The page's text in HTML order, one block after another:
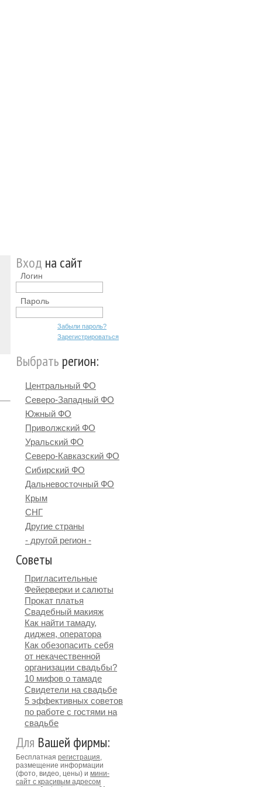
Вход на сайт
Логин
Пароль
Забыли пароль?
Зарегистрироваться
Выбрать регион:
Центральный ФО
Северо-Западный ФО
Южный ФО
Приволжский ФО
Уральский ФО
Северо-Кавказский ФО
Сибирский ФО
Дальневосточный ФО
Крым
СНГ
Другие страны
- другой регион -
Советы
Пригласительные
Фейерверки и салюты
Прокат платья
Свадебный макияж
Как найти тамаду,
диджея, оператора
Как обезопасить себя
от некачественной
организации свадьбы?
10 мифов о тамаде
Свидетели на свадьбе
5 эффективных советов
по работе с гостями на
свадьбе
Для Вашей фирмы:
Бесплатная регистрация,
размещение информации
(фото, видео, цены) и мини-
сайт с красивым адресом